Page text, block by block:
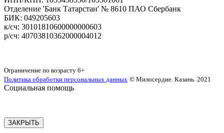
Отделение 'Банк Татарстан' № 8610 ПАО Сбербанк
БИК: 049205603
‌к/сч: 30101810600000000603
р/сч: 40703810362000004012
Ограничение по возрасту 6+
Политика обработки персональных данных © Милосердие. Казань. 2021
Социальная помощь
ЗАКРЫТЬ